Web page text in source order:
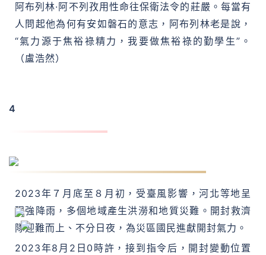
阿布列林·阿不列孜用性命往保衛法令的莊嚴。每當有
人問起他為何有安如磐石的意志，阿布列林老是說，
“氣力源于焦裕祿精力，我要做焦裕祿的勤學生”。
（盧浩然）
4
2023年７月底至８月初，受臺風影響，河北等地呈
現強降雨，多個地域產生洪澇和地質災難。開封救濟
隊迎難而上、不分日夜，為災區國民進獻開封氣力。
2023年8月2日0時許，接到指令后，開封變動位置